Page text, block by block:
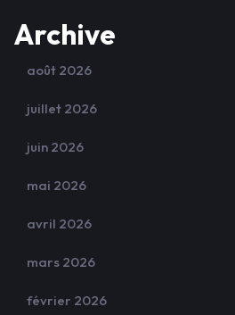
Archive
août 2026
juillet 2026
juin 2026
mai 2026
avril 2026
mars 2026
février 2026